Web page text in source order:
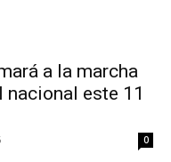
a la marcha
nacional este 11
0